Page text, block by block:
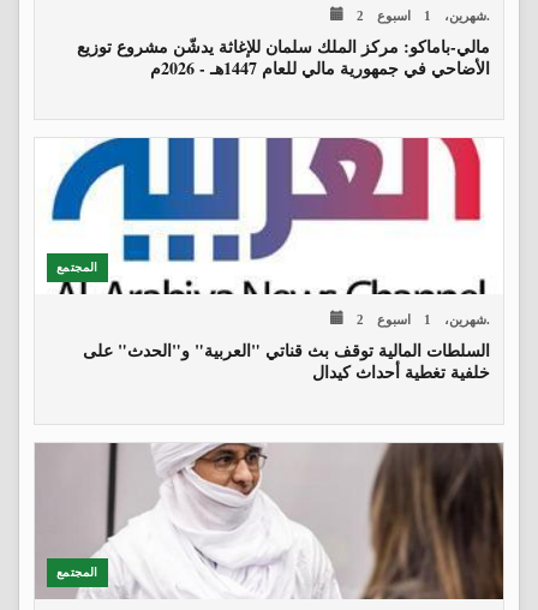
مالي-باماكو: مركز الملك سلمان للإغاثة يدشّن مشروع توزيع
الأضاحي في جمهورية مالي للعام 1447هـ - 2026م
المجتمع
السلطات المالية توقف بث قناتي "العربية" و"الحدث" على
خلفية تغطية أحداث كيدال
المجتمع